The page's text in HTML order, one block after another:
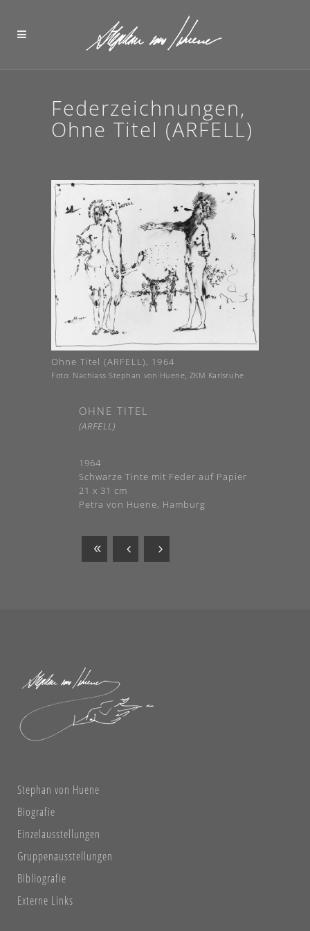
Federzeichnungen,
Ohne Titel (ARFELL)
Ohne Titel (ARFELL), 1964
Foto: Nachlass Stephan von Huene, ZKM Karlsruhe
OHNE TITEL
(ARFELL)
1964
Schwarze Tinte mit Feder auf Papier
21 x 31 cm
Petra von Huene, Hamburg
Stephan von Huene
Biografie
Einzelausstellungen
Gruppenausstellungen
Bibliografie
Externe Links